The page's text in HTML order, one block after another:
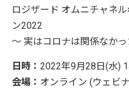
ロジザード オムニチャネ
ン2022
～ 実はコロナは関係なか
日時： 2022年9月28日(水)
会場： オンライン (ウェビ